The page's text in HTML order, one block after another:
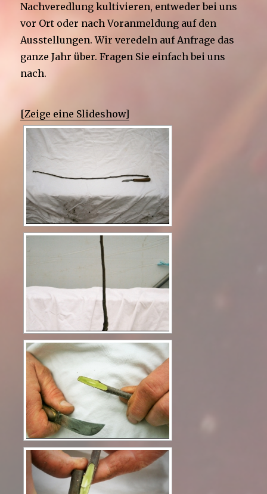
Nachveredlung kultivieren, entweder bei uns
vor Ort oder nach Voranmeldung auf den
Ausstellungen. Wir veredeln auf Anfrage das
ganze Jahr über. Fragen Sie einfach bei uns
nach.
[Zeige eine Slideshow]